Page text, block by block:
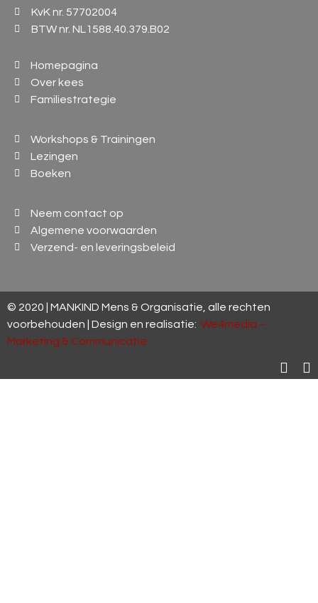
KvK nr. 57702004
BTW nr. NL1588.40.379.B02
Homepagina
Over kees
Familiestrategie
Workshops & Trainingen
Lezingen
Boeken
Neem contact op
Algemene voorwaarden
Verzend- en leveringsbeleid
© 2020 | MANKIND Mens & Organisatie, alle rechten
voorbehouden | Design en realisatie: We4media –
Marketing & Communicatie